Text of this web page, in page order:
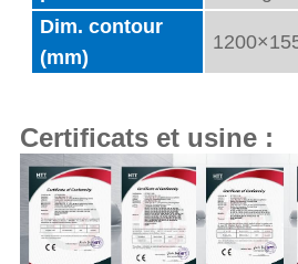
Dim. contour
(mm)
Certificats et usine :